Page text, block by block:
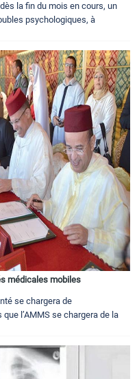
la fin du mois en cours, un
psychologiques, à
médicales mobiles
se chargera de
l’AMMS se chargera de la